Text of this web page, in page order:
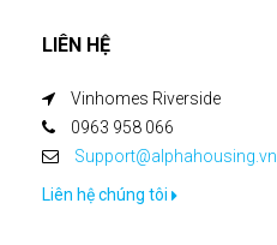
LIÊN HỆ
Vinhomes Riverside
0963 958 066
Support@alphahousing.vn
Liên hệ chúng tôi